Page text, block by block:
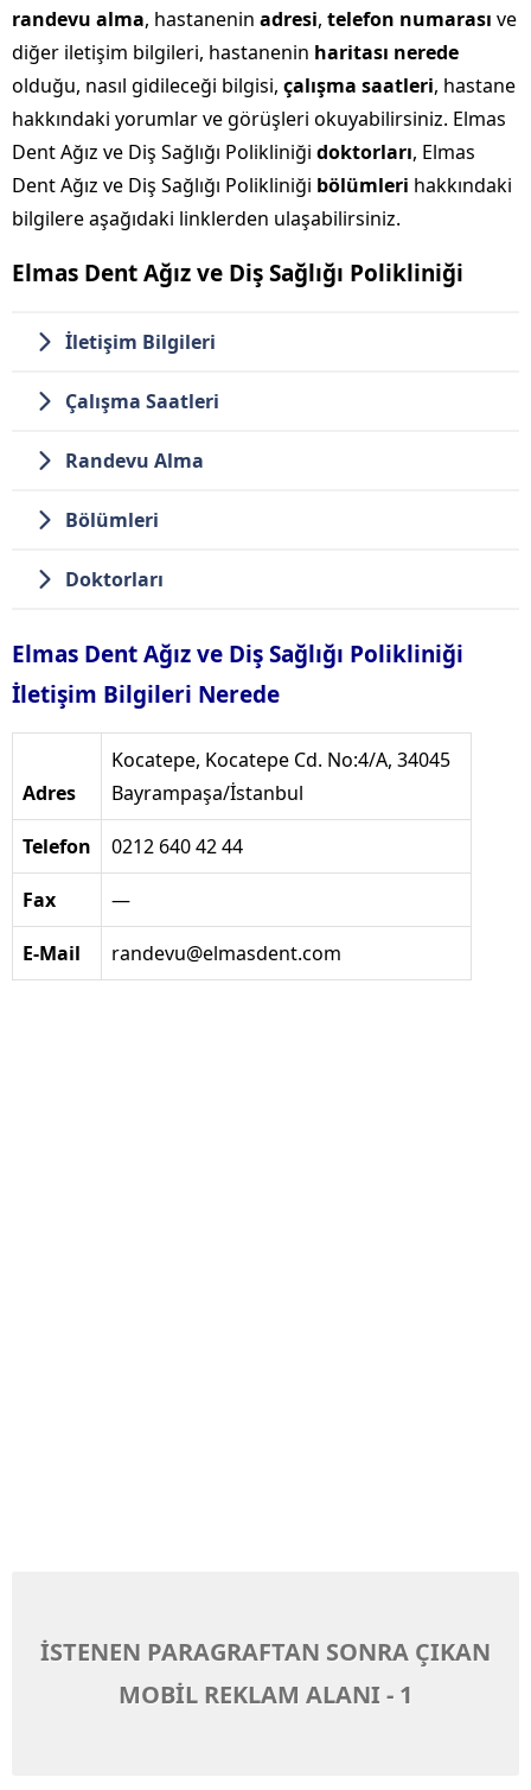
randevu alma, hastanenin adresi, telefon numarası ve
diğer iletişim bilgileri, hastanenin haritası nerede
olduğu, nasıl gidileceği bilgisi, çalışma saatleri, hastane
hakkındaki yorumlar ve görüşleri okuyabilirsiniz. Elmas
Dent Ağız ve Diş Sağlığı Polikliniği doktorları, Elmas
Dent Ağız ve Diş Sağlığı Polikliniği bölümleri hakkındaki
bilgilere aşağıdaki linklerden ulaşabilirsiniz.
Elmas Dent Ağız ve Diş Sağlığı Polikliniği
İletişim Bilgileri
Çalışma Saatleri
Randevu Alma
Bölümleri
Doktorları
Elmas Dent Ağız ve Diş Sağlığı Polikliniği
İletişim Bilgileri Nerede
Adres
Kocatepe, Kocatepe Cd. No:4/A, 34045
Bayrampaşa/İstanbul
Telefon 0212 640 42 44
Fax —
E-Mail randevu@elmasdent.com
İSTENEN PARAGRAFTAN SONRA ÇIKAN
MOBİL REKLAM ALANI - 1